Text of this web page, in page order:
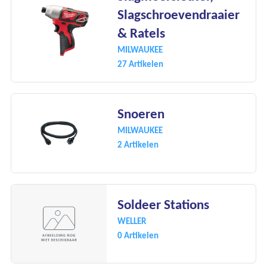
Slagschroevendraaier
& Ratels
MILWAUKEE
27 Artikelen
Snoeren
MILWAUKEE
2 Artikelen
Soldeer Stations
WELLER
0 Artikelen